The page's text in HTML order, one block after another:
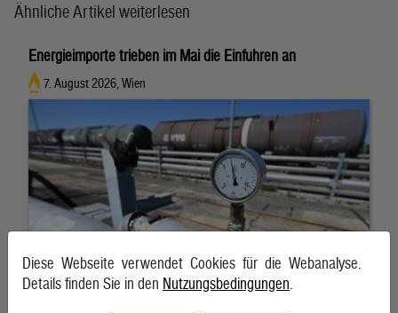
Ähnliche Artikel weiterlesen
Energieimporte trieben im Mai die Einfuhren an
7. August 2026, Wien
Diese Webseite verwendet Cookies für die Webanalyse.
Details finden Sie in den Nutzungsbedingungen.